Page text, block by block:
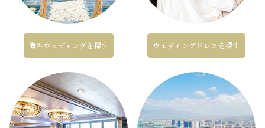
海外ウェディングを探す ウェディングドレスを探す